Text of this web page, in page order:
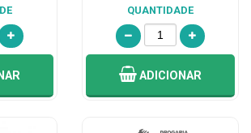
QUANTIDADE
ADICIONAR